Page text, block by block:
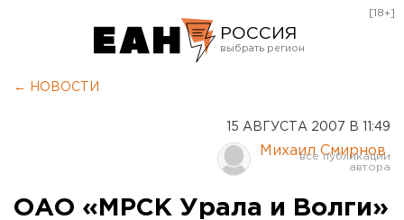
РОССИЯ
Курган
Оренбург
[18+]
← НОВОСТИ
15 АВГУСТА 2007 В 11:49
Михаил Смирнов
ОАО «МРСК Урала и Волги»